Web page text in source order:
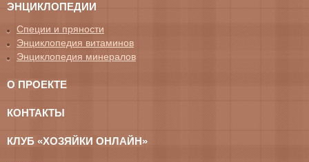
ЭНЦИКЛОПЕДИИ
Специи и пряности
Энциклопедия витаминов
Энциклопедия минералов
О ПРОЕКТЕ
КОНТАКТЫ
КЛУБ «ХОЗЯЙКИ ОНЛАЙН»